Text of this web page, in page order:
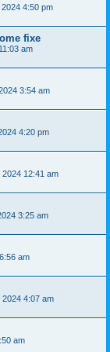
4:50 pm
fixe
am
3:54 am
4:20 pm
12:41 am
3:25 am
am
2024 4:07 am
am